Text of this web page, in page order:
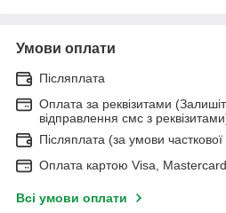
Умови оплати
Післяплата
Оплата за реквізитами
відправлення смс з
Післяплата (за умови
Оплата картою Visa,
Всі умови оплати